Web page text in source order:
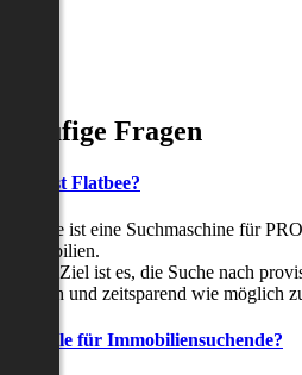
Häufige Fragen
Was ist Flatbee?
Flatbee ist eine Suchmaschine für
Immobilien.
Unser Ziel ist es, die Suche nach
einfach und zeitsparend wie möglich
Vorteile für Immobiliensuchende?